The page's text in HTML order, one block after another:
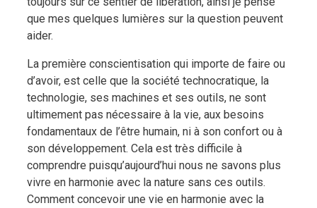
que mes quelques lumières sur la question peuvent
aider.
La première conscientisation qui importe de faire ou
d’avoir, est celle que la société technocratique, la
technologie, ses machines et ses outils, ne sont
ultimement pas nécessaire à la vie, aux besoins
fondamentaux de l’être humain, ni à son confort ou à
son développement. Cela est très difficile à
comprendre puisqu’aujourd’hui nous ne savons plus
vivre en harmonie avec la nature sans ces outils.
Comment concevoir une vie en harmonie avec la